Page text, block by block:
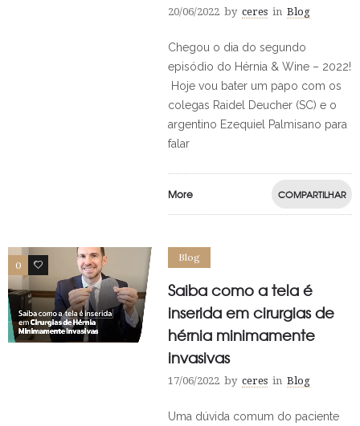
20/06/2022 by ceres in Blog
Chegou o dia do segundo
episódio do Hérnia & Wine – 2022!
Hoje vou bater um papo com os
colegas Raidel Deucher (SC) e o
argentino Ezequiel Palmisano para
falar
More COMPARTILHAR
0 0
Blog
Saiba como a tela é
inserida em cirurgias de
hérnia minimamente
invasivas
17/06/2022 by ceres in Blog
Uma dúvida comum do paciente